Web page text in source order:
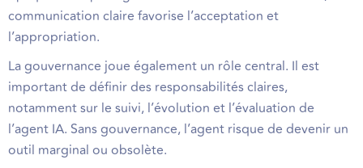
communication claire favorise l’acceptation et
l’appropriation.
La gouvernance joue également un rôle central. Il est
important de définir des responsabilités claires,
notamment sur le suivi, l’évolution et l’évaluation de
l’agent IA. Sans gouvernance, l’agent risque de devenir un
outil marginal ou obsolète.